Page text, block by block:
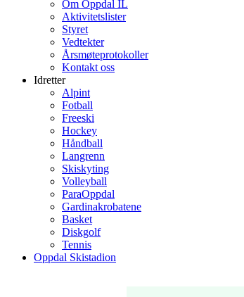
Om Oppdal IL
Aktivitetslister
Styret
Vedtekter
Årsmøteprotokoller
Kontakt oss
Idretter
Alpint
Fotball
Freeski
Hockey
Håndball
Langrenn
Skiskyting
Volleyball
ParaOppdal
Gardinakrobatene
Basket
Diskgolf
Tennis
Oppdal Skistadion